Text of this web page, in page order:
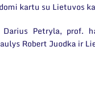
kartu su Lietuvos
Petryla, prof.
Robert Juodka ir